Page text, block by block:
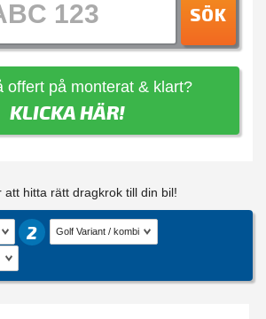
SÖK
offert på monterat & klart?
KLICKA HÄR!
att hitta rätt dragkrok till din bil!
2